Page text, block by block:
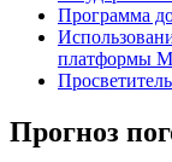
Программа
платформы
Прогноз